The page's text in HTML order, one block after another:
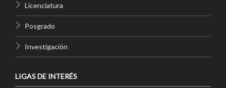
Licenciatura
Posgrado
Investigación
LIGAS DE INTERÉS